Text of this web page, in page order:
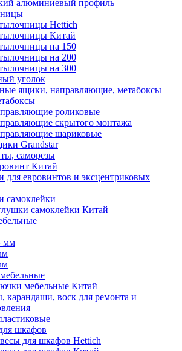
алюминиевый профиль
Hettich
Китай
на 150
на 200
на 300
уголок
ящики, направляющие, метабоксы
роликовые
скрытого монтажа
шариковые
Grandstar
саморезы
Китай
для евровинтов и эксцентриковых
самоклейки
самоклейки Китай
мм
мебельные Китай
карандаши, воск для ремонта и
шкафов
для шкафов Hettich